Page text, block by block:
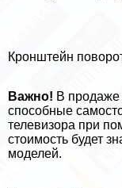
Кронштейн
Важно! В продаже
способные
телевизора при
стоимость будет
моделей.